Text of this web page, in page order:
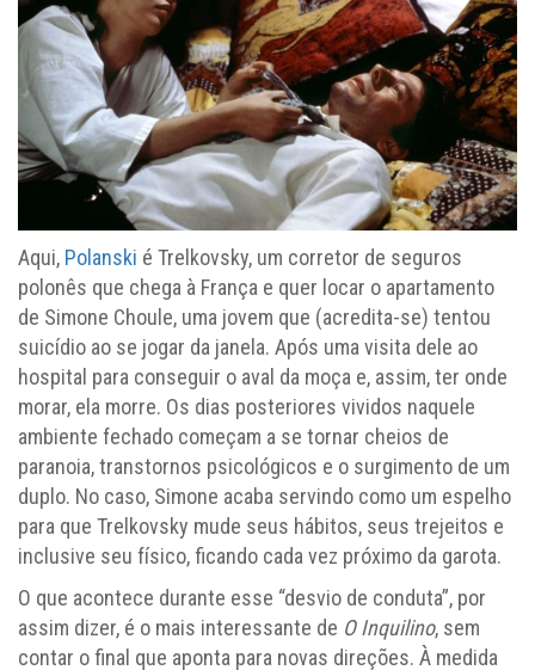
Aqui, Polanski é Trelkovsky, um corretor de seguros
polonês que chega à França e quer locar o apartamento
de Simone Choule, uma jovem que (acredita-se) tentou
suicídio ao se jogar da janela. Após uma visita dele ao
hospital para conseguir o aval da moça e, assim, ter onde
morar, ela morre. Os dias posteriores vividos naquele
ambiente fechado começam a se tornar cheios de
paranoia, transtornos psicológicos e o surgimento de um
duplo. No caso, Simone acaba servindo como um espelho
para que Trelkovsky mude seus hábitos, seus trejeitos e
inclusive seu físico, ficando cada vez próximo da garota.
O que acontece durante esse “desvio de conduta”, por
assim dizer, é o mais interessante de O Inquilino, sem
contar o final que aponta para novas direções. À medida